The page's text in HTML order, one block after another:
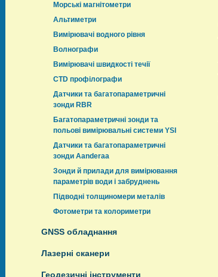
Морські магнітометри
Альтиметри
Вимірювачі водного рівня
Волнографи
Вимірювачі швидкості течії
CTD профілографи
Датчики та багатопараметричні
зонди RBR
Багатопараметричні зонди та
польові вимірювальні системи YSI
Датчики та багатопараметричні
зонди Aanderaa
Зонди й прилади для вимірювання
параметрів води і забруднень
Підводні толщиномери металів
Фотометри та колориметри
GNSS обладнання
Лазерні сканери
Геодезичні інструменти